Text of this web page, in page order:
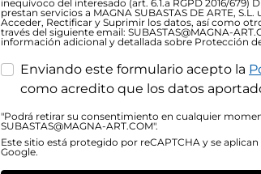
inequívoco del interesado (art. 6.1.a RGPD 2016/679)
prestan servicios a MAGNA SUBASTAS DE ARTE,
Acceder, Rectificar y Suprimir los datos, así como
través del siguiente email: SUBASTAS@MAGNA-
información adicional y detallada sobre Protección
Enviando este formulario acepto la
como acredito que los datos
"Podrá retirar su consentimiento en cualquier
SUBASTAS@MAGNA-ART.COM".
Este sitio está protegido por reCAPTCHA y se aplican
Google.